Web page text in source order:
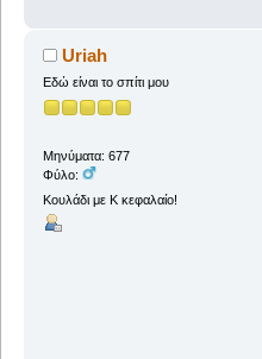
Uriah
Εδώ είναι το σπίτι μου
Μηνύματα: 677
Φύλο:
Κουλάδι με Κ κεφαλαίο!